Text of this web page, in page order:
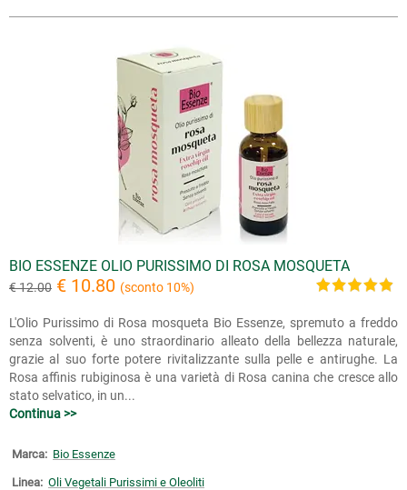
BIO ESSENZE OLIO PURISSIMO DI ROSA MOSQUETA
€ 12.00 € 10.80 (sconto 10%)
L'Olio Purissimo di Rosa mosqueta Bio Essenze, spremuto a freddo
senza solventi, è uno straordinario alleato della bellezza naturale,
grazie al suo forte potere rivitalizzante sulla pelle e antirughe. La
Rosa affinis rubiginosa è una varietà di Rosa canina che cresce allo
stato selvatico, in un...
Continua >>
Marca: Bio Essenze
Linea: Oli Vegetali Purissimi e Oleoliti